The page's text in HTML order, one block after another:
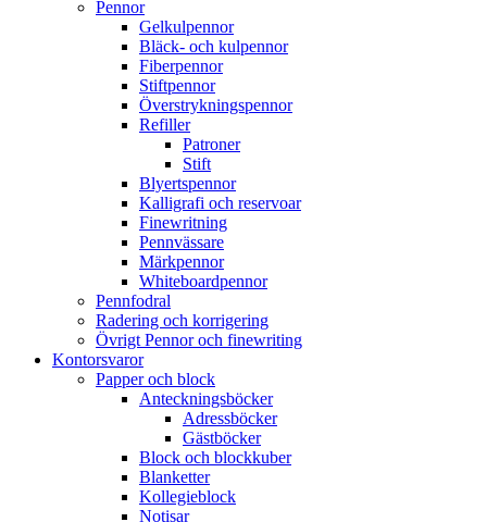
Pennor
Gelkulpennor
Bläck- och kulpennor
Fiberpennor
Stiftpennor
Överstrykningspennor
Refiller
Patroner
Stift
Blyertspennor
Kalligrafi och reservoar
Finewritning
Pennvässare
Märkpennor
Whiteboardpennor
Pennfodral
Radering och korrigering
Övrigt Pennor och finewriting
Kontorsvaror
Papper och block
Anteckningsböcker
Adressböcker
Gästböcker
Block och blockkuber
Blanketter
Kollegieblock
Notisar